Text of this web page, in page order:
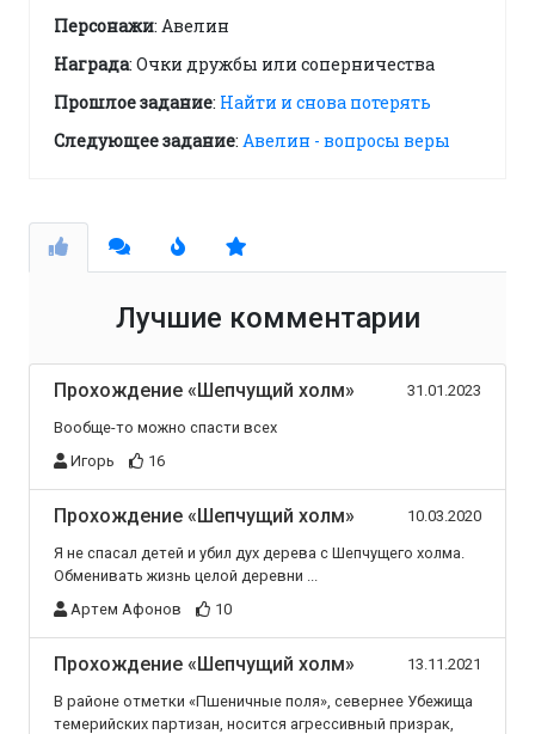
Персонажи: Авелин
Награда: Очки дружбы или соперничества
Прошлое задание: Найти и снова потерять
Следующее задание: Авелин - вопросы веры
Лучшие комментарии
Прохождение «Шепчущий холм» 31.01.2023
Вообще-то можно спасти всех
Игорь
16
Прохождение «Шепчущий холм» 10.03.2020
Я не спасал детей и убил дух дерева с Шепчущего холма.
Обменивать жизнь целой деревни ...
Артем Афонов
10
Прохождение «Шепчущий холм» 13.11.2021
В районе отметки «Пшеничные поля», севернее Убежища
темерийских партизан, носится агрессивный призрак,